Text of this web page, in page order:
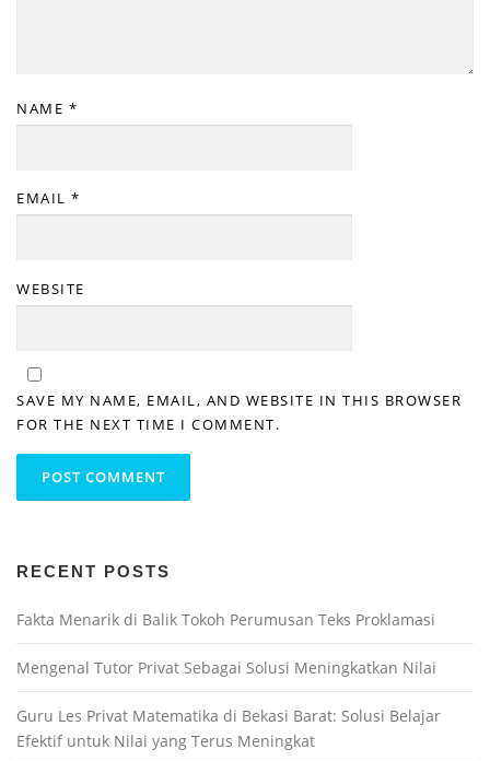
NAME *
EMAIL *
WEBSITE
SAVE MY NAME, EMAIL, AND WEBSITE IN THIS BROWSER
FOR THE NEXT TIME I COMMENT.
RECENT POSTS
Fakta Menarik di Balik Tokoh Perumusan Teks Proklamasi
Mengenal Tutor Privat Sebagai Solusi Meningkatkan Nilai
Guru Les Privat Matematika di Bekasi Barat: Solusi Belajar
Efektif untuk Nilai yang Terus Meningkat